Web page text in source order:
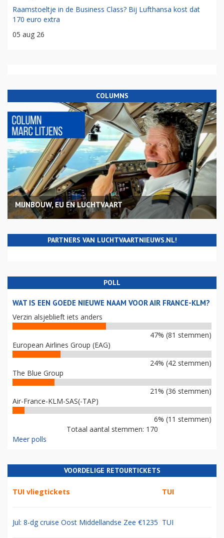
Raamstoeltje in de Business Class? Bij Lufthansa kost dat
170 euro extra
05 aug 26
COLUMNS
MIJNBOUW, EU EN LUCHTVAART
PARTNERS VAN LUCHTVAARTNIEUWS.NL!
POLL
WAT IS EEN GOEDE NIEUWE NAAM VOOR AIR FRANCE-KLM?
Verzin alsjeblieft iets anders
47% (81 stemmen)
European Airlines Group (EAG)
24% (42 stemmen)
The Blue Group
21% (36 stemmen)
Air-France-KLM-SAS(-TAP)
6% (11 stemmen)
Totaal aantal stemmen: 170
Meer polls
VOORDELIGE RETOURTICKETS
TUI vliegtickets TUI
Jul: 8-dg cruise Oost Middellandse Zee €1235 TUI